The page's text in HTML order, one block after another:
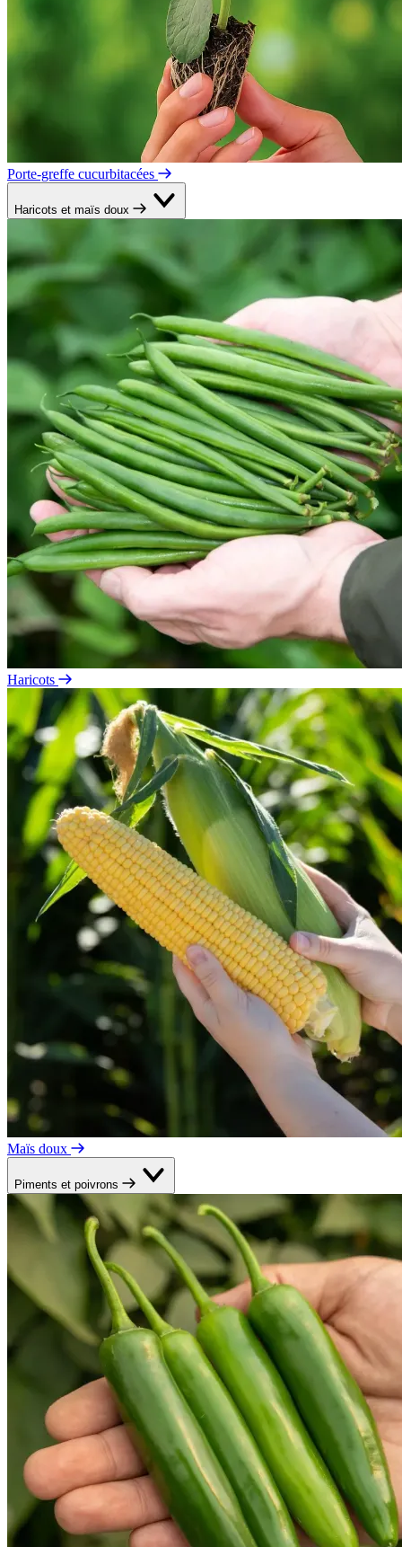
Porte-greffe cucurbitacées
Haricots et maïs doux
Haricots
Maïs doux
Piments et poivrons